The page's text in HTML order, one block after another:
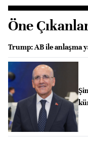
Öne
Trump: AB ile anlaşma